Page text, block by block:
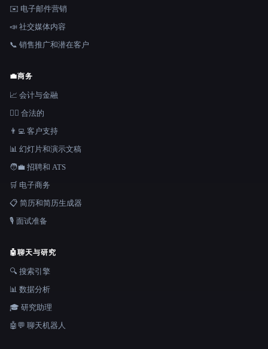
✉️ 电子邮件营销
📣 社交媒体内容
📞 销售推广和潜在客户
💼商务
📈 会计与金融
👩‍⚖️ 合法的
👨‍💻 客户支持
📊 幻灯片和演示文稿
🧑‍💼 招聘和 ATS
🛒 电子商务
📋 简历和简历生成器
🎙️ 面试准备
🤖聊天与研究
🔍 搜索引擎
📊 数据分析
🎓 研究助理
🤖💬 聊天机器人